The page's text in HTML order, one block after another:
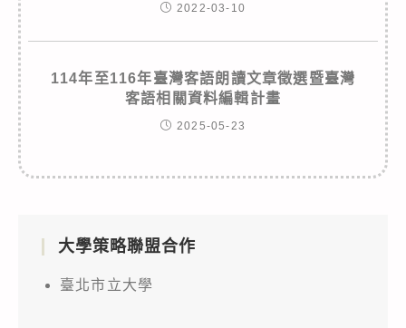
2022-03-10
114年至116年臺灣客語朗讀文章徵選暨臺灣
客語相關資料編輯計畫
2025-05-23
大學策略聯盟合作
臺北市立大學